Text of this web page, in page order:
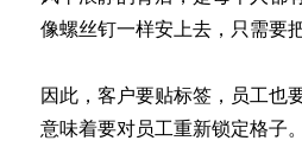
像螺丝钉一样安上去，只需要
因此，客户要贴标签，员工也
意味着要对员工重新锁定格子